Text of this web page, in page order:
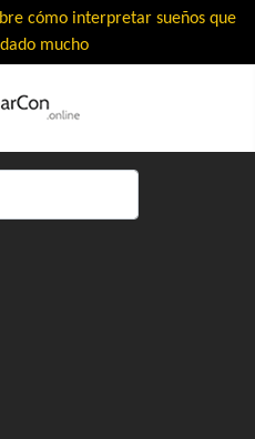
cómo interpretar sueños que
mucho